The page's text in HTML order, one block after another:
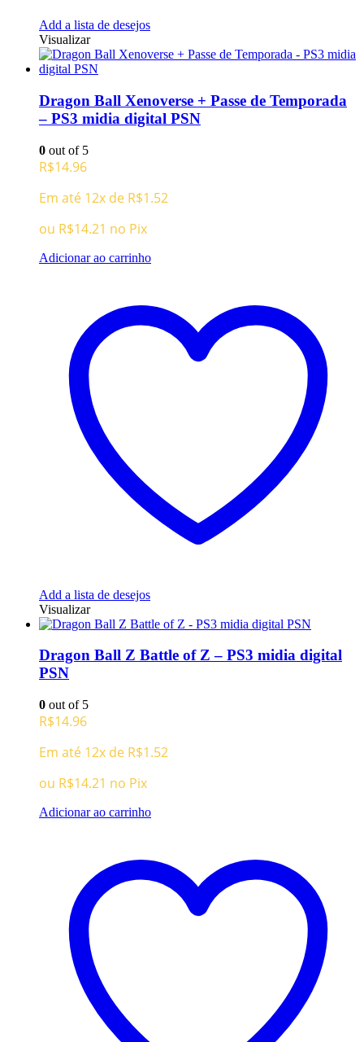
Add a lista de desejos
Visualizar
Dragon Ball Xenoverse + Passe de Temporada
– PS3 midia digital PSN
0 out of 5
R$14.96
Em até 12x de R$1.52
ou R$14.21 no Pix
Adicionar ao carrinho
Add a lista de desejos
Visualizar
Dragon Ball Z Battle of Z – PS3 midia digital
PSN
0 out of 5
R$14.96
Em até 12x de R$1.52
ou R$14.21 no Pix
Adicionar ao carrinho